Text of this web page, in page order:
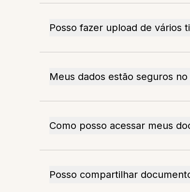
Posso fazer upload de vários
Meus dados estão seguros no
Como posso acessar meus
Posso compartilhar